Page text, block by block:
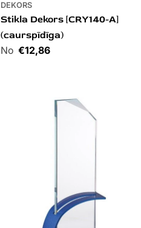
DEKORS
Stikla Dekors [CRY140-A]
(caurspīdīga)
Cena€12,86